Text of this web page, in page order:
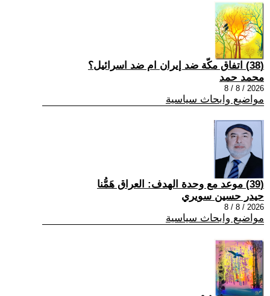
(38) اتفاق مكّة ضد إيران ام ضد اسرائيل؟
محمد حمد
2026 / 8 / 8
مواضيع وابحاث سياسية
(39) موعد مع وحدة الهدف: العراق هَمُّنا
حيدر حسين سويري
2026 / 8 / 8
مواضيع وابحاث سياسية